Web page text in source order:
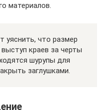
материалов.
уяснить, что размер
краев за черты
шурупы для
заглушками.